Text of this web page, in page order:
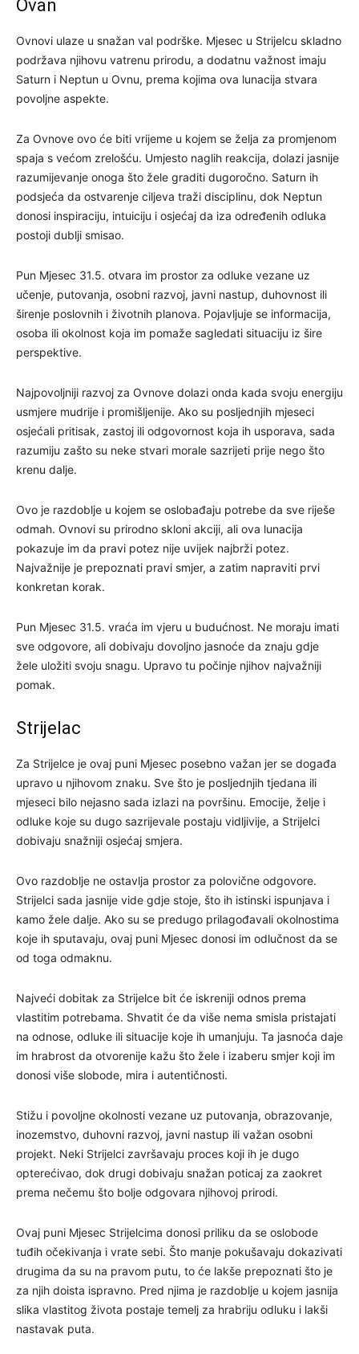
Ovan
Ovnovi ulaze u snažan val podrške. Mjesec u Strijelcu skladno
podržava njihovu vatrenu prirodu, a dodatnu važnost imaju
Saturn i Neptun u Ovnu, prema kojima ova lunacija stvara
povoljne aspekte.
Za Ovnove ovo će biti vrijeme u kojem se želja za promjenom
spaja s većom zrelošću. Umjesto naglih reakcija, dolazi jasnije
razumijevanje onoga što žele graditi dugoročno. Saturn ih
podsjeća da ostvarenje ciljeva traži disciplinu, dok Neptun
donosi inspiraciju, intuiciju i osjećaj da iza određenih odluka
postoji dublji smisao.
Pun Mjesec 31.5. otvara im prostor za odluke vezane uz
učenje, putovanja, osobni razvoj, javni nastup, duhovnost ili
širenje poslovnih i životnih planova. Pojavljuje se informacija,
osoba ili okolnost koja im pomaže sagledati situaciju iz šire
perspektive.
Najpovoljniji razvoj za Ovnove dolazi onda kada svoju energiju
usmjere mudrije i promišljenije. Ako su posljednjih mjeseci
osjećali pritisak, zastoj ili odgovornost koja ih usporava, sada
razumiju zašto su neke stvari morale sazrijeti prije nego što
krenu dalje.
Ovo je razdoblje u kojem se oslobađaju potrebe da sve riješe
odmah. Ovnovi su prirodno skloni akciji, ali ova lunacija
pokazuje im da pravi potez nije uvijek najbrži potez.
Najvažnije je prepoznati pravi smjer, a zatim napraviti prvi
konkretan korak.
Pun Mjesec 31.5. vraća im vjeru u budućnost. Ne moraju imati
sve odgovore, ali dobivaju dovoljno jasnoće da znaju gdje
žele uložiti svoju snagu. Upravo tu počinje njihov najvažniji
pomak.
Strijelac
Za Strijelce je ovaj puni Mjesec posebno važan jer se događa
upravo u njihovom znaku. Sve što je posljednjih tjedana ili
mjeseci bilo nejasno sada izlazi na površinu. Emocije, želje i
odluke koje su dugo sazrijevale postaju vidljivije, a Strijelci
dobivaju snažniji osjećaj smjera.
Ovo razdoblje ne ostavlja prostor za polovične odgovore.
Strijelci sada jasnije vide gdje stoje, što ih istinski ispunjava i
kamo žele dalje. Ako su se predugo prilagođavali okolnostima
koje ih sputavaju, ovaj puni Mjesec donosi im odlučnost da se
od toga odmaknu.
Najveći dobitak za Strijelce bit će iskreniji odnos prema
vlastitim potrebama. Shvatit će da više nema smisla pristajati
na odnose, odluke ili situacije koje ih umanjuju. Ta jasnoća daje
im hrabrost da otvorenije kažu što žele i izaberu smjer koji im
donosi više slobode, mira i autentičnosti.
Stižu i povoljne okolnosti vezane uz putovanja, obrazovanje,
inozemstvo, duhovni razvoj, javni nastup ili važan osobni
projekt. Neki Strijelci završavaju proces koji ih je dugo
opterećivao, dok drugi dobivaju snažan poticaj za zaokret
prema nečemu što bolje odgovara njihovoj prirodi.
Ovaj puni Mjesec Strijelcima donosi priliku da se oslobode
tuđih očekivanja i vrate sebi. Što manje pokušavaju dokazivati
drugima da su na pravom putu, to će lakše prepoznati što je
za njih doista ispravno. Pred njima je razdoblje u kojem jasnija
slika vlastitog života postaje temelj za hrabriju odluku i lakši
nastavak puta.